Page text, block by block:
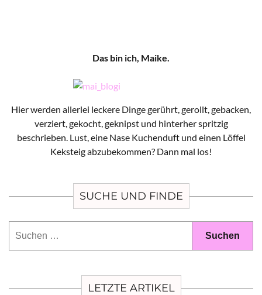
Das bin ich, Maike.
Hier werden allerlei leckere Dinge gerührt, gerollt, gebacken,
verziert, gekocht, geknipst und hinterher spritzig
beschrieben. Lust, eine Nase Kuchenduft und einen Löffel
Keksteig abzubekommen? Dann mal los!
SUCHE UND FINDE
LETZTE ARTIKEL